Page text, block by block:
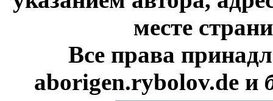
месте
Все права
aborigen.rybolov.de и